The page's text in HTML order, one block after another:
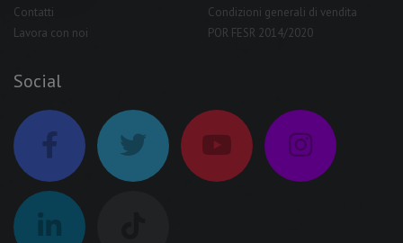
Contatti
Lavora con noi
Condizioni generali di vendita
POR FESR 2014/2020
Social